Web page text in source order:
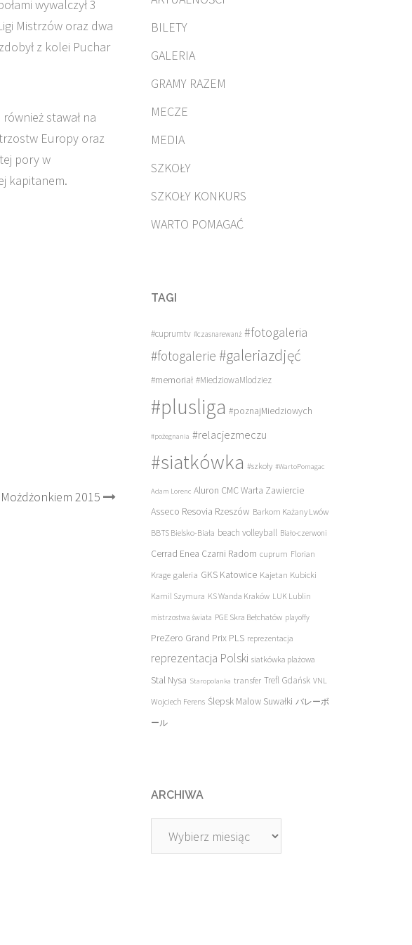
wywalczył 3
Mistrzów oraz dwa
z kolei Puchar
stawał na
Europy oraz
pory w
kapitanem.
2015
BILETY
GALERIA
GRAMY RAZEM
MECZE
MEDIA
SZKOŁY
SZKOŁY KONKURS
WARTO POMAGAĆ
TAGI
#cuprumtv #czasnarewanż #fotogaleria
#fotogalerie #galeriazdjęć
#memoriał #MiedziowaMlodziez
#plusliga #poznajMiedziowych
#pożegnania #relacjezmeczu
#siatkówka #szkoły #WartoPomagac
Adam Lorenc Aluron CMC Warta Zawiercie
Asseco Resovia Rzeszów Barkom Każany Lwów
BBTS Bielsko-Biała beach volleyball Biało-czerwoni
Cerrad Enea Czarni Radom cuprum Florian
Krage galeria GKS Katowice Kajetan Kubicki
Kamil Szymura KS Wanda Kraków LUK Lublin
mistrzostwa świata PGE Skra Bełchatów playoffy
PreZero Grand Prix PLS reprezentacja
reprezentacja Polski siatkówka plażowa
Stal Nysa Staropolanka transfer Trefl Gdańsk VNL
Wojciech Ferens Ślepsk Malow Suwałki バレーボ
ール
ARCHIWA
Archiwa